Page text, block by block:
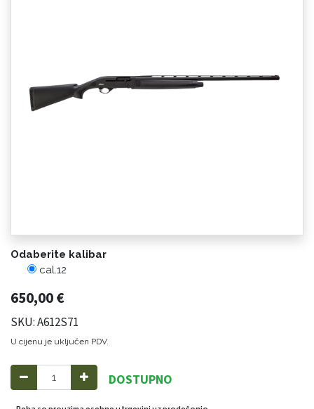
Odaberite kalibar
cal.12
650,00€
SKU: A612S71
U cijenu je uključen PDV.
DOSTUPNO